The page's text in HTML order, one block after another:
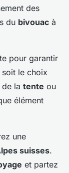
des
du bivouac à
pour garantir
le choix
de la tente ou
élément
une
suisses.
et partez